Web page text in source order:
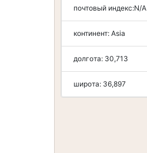
почтовый индекс:N/A
континент: Asia
долгота: 30,713
широта: 36,897